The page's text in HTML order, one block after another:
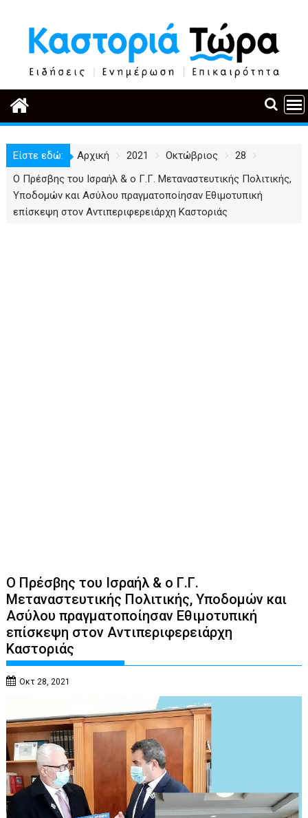
περιεχόμενο
Είστε εδώ: Αρχική 2021 Οκτώβριος
28
Ο Πρέσβης του Ισραήλ & ο Γ.Γ. Μεταναστευτικής Πολιτικής,
Υποδομών και Ασύλου πραγματοποίησαν Εθιμοτυπική
επίσκεψη στον Αντιπεριφερειάρχη Καστοριάς
Ο Πρέσβης του Ισραήλ & ο Γ.Γ.
Μεταναστευτικής Πολιτικής, Υποδομών και
Ασύλου πραγματοποίησαν Εθιμοτυπική
επίσκεψη στον Αντιπεριφερειάρχη
Καστοριάς
Οκτ 28, 2021